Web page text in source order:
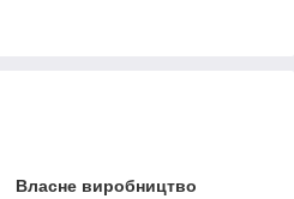
Власне виробництво